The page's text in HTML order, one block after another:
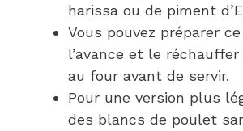
harissa ou de piment
Vous pouvez préparer
l’avance et le
au four avant de servir.
Pour une version plus
des blancs de poulet